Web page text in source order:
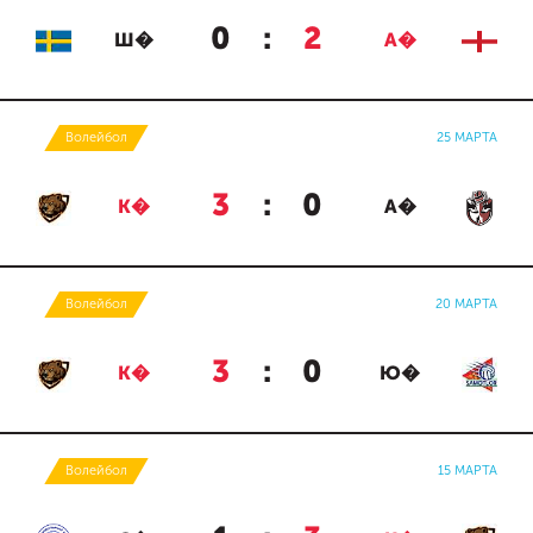
Ш� 0 : 2 А�
Волейбол 25 МАРТА
К� 3 : 0 А�
Волейбол 20 МАРТА
К� 3 : 0 Ю�
Волейбол 15 МАРТА